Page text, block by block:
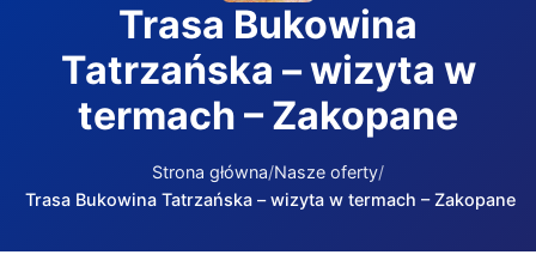
Trasa Bukowina
Tatrzańska – wizyta w
termach – Zakopane
Strona główna Nasze oferty
Trasa Bukowina Tatrzańska – wizyta w termach – Zakopane